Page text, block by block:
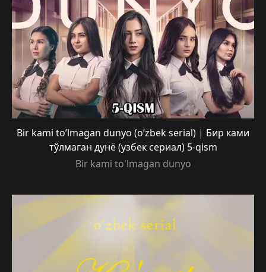
Bir kami to’lmagan dunyo (o’zbek serial) | Бир ками
тўлмаган дунё (узбек сериал) 5-qism
Bir kami to'lmagan dunyo